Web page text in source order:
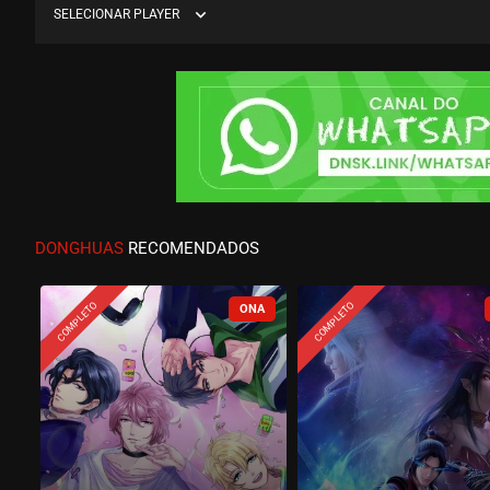
SELECIONAR PLAYER expand_more
DONGHUAS RECOMENDADOS
COMPLETO COMPLETO